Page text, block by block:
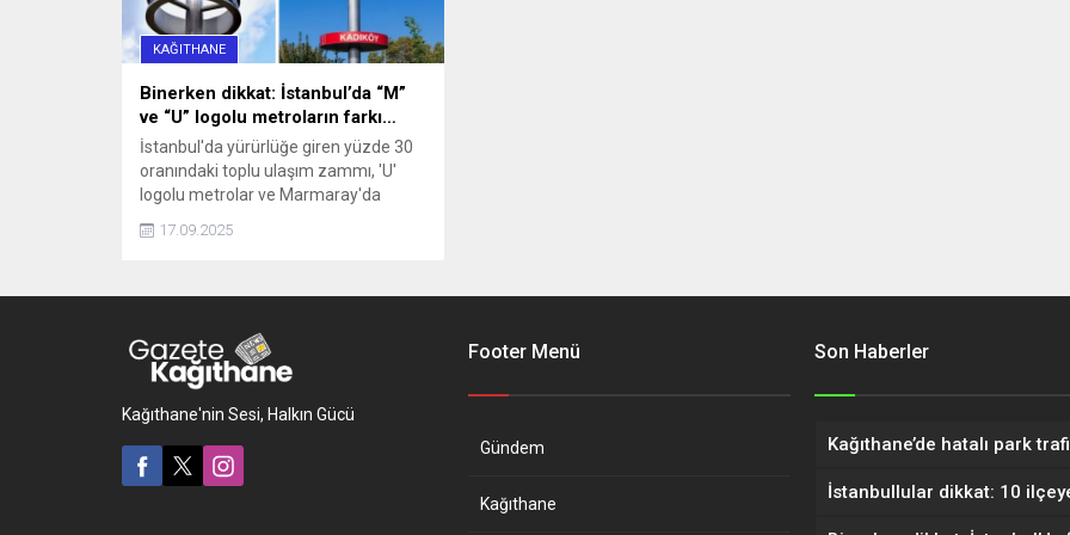
KAĞITHANE
Binerken dikkat: İstanbul’da “M”
ve “U” logolu metroların farkı…
İstanbul'da yürürlüğe giren yüzde 30
oranındaki toplu ulaşım zammı, 'U'
logolu metrolar ve Marmaray'da
farkı merak ettirdi. İşte, logoların
17.09.2025
Kağıthane'nin Sesi, Halkın Gücü
Footer Menü
Gündem
Kağıthane
Son Haberler